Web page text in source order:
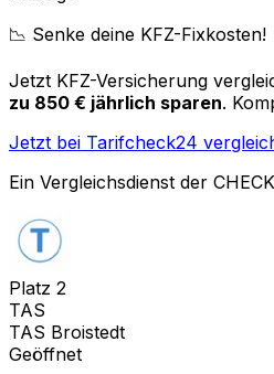
📉 Senke deine KFZ-Fixkosten!
Jetzt KFZ-Versicherung
zu 850 € jährlich sparen.
Jetzt bei Tarifcheck24
Ein Vergleichsdienst der
Platz 2
TAS
TAS Broistedt
Geöffnet